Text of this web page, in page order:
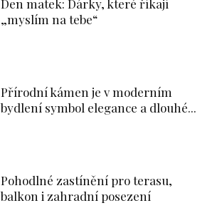
Den matek: Dárky, které říkají
„myslím na tebe“
Přírodní kámen je v moderním
bydlení symbol elegance a dlouhé...
Pohodlné zastínění pro terasu,
balkon i zahradní posezení